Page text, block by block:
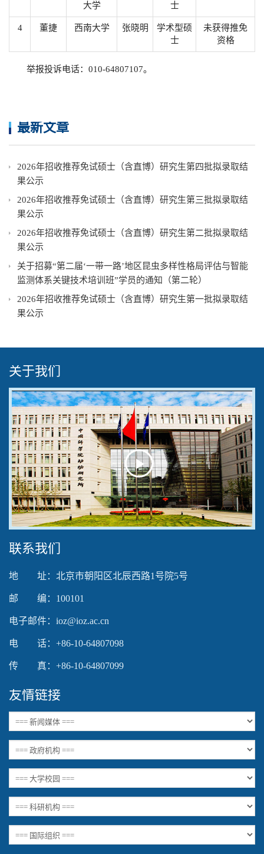
大学
士
4 董捷 西南大学 张晓明
学术型硕
士
未获得推免
资格
举报投诉电话：010-64807107。
最新文章
2026年招收推荐免试硕士（含直博）研究生第四批拟录取结
果公示
2026年招收推荐免试硕士（含直博）研究生第三批拟录取结
果公示
2026年招收推荐免试硕士（含直博）研究生第二批拟录取结
果公示
关于招募“第二届‘一带一路’地区昆虫多样性格局评估与智能
监测体系关键技术培训班”学员的通知（第二轮）
2026年招收推荐免试硕士（含直博）研究生第一批拟录取结
果公示
关于我们
Play
Video
联系我们
地 址：北京市朝阳区北辰西路1号院5号
邮 编：100101
电子邮件：ioz@ioz.ac.cn
电 话：+86-10-64807098
传 真：+86-10-64807099
友情链接